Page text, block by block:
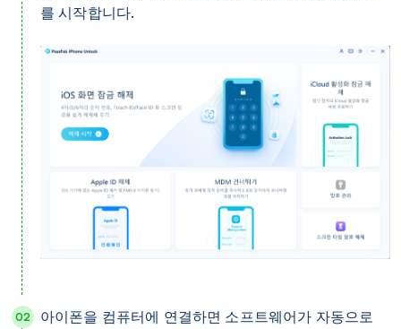
를 시작합니다.
아이폰을 컴퓨터에 연결하면 소프트웨어가 자동으로